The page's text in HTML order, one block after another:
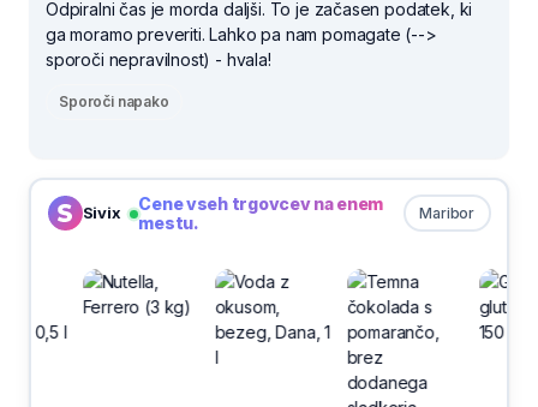
Odpiralni čas je morda daljši. To je začasen podatek, ki
ga moramo preveriti. Lahko pa nam pomagate (-->
sporoči nepravilnost) - hvala!
Sporoči napako
Sivix Maribor
Cene vseh trgovcev na enem
mestu.